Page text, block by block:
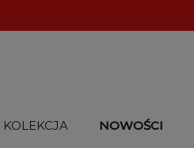
KOLEKCJA NOWOŚCI